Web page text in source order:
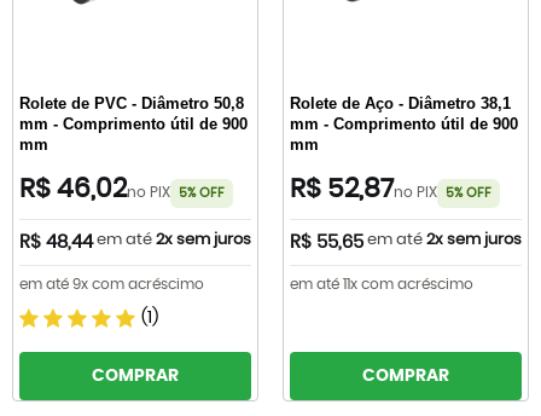
Rolete de PVC - Diâmetro 50,8
mm - Comprimento útil de 900
mm
R$ 46,02no PIX 5% OFF
R$ 48,44 em até 2x sem juros
em até 9x com acréscimo
(1)
COMPRAR
Rolete de Aço - Diâmetro 38,1
mm - Comprimento útil de 900
mm
R$ 52,87no PIX 5% OFF
R$ 55,65 em até 2x sem juros
em até 11x com acréscimo
COMPRAR